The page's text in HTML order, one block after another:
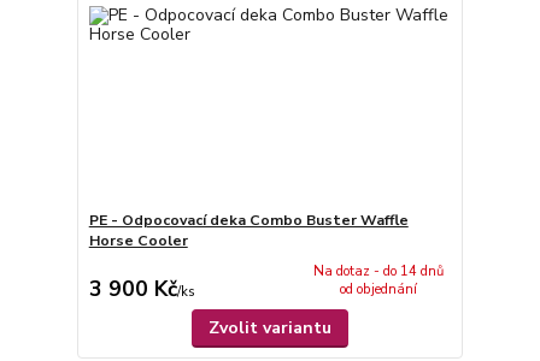
PE - Odpocovací deka Combo Buster Waffle
Horse Cooler
3 900 Kč/ks
Na dotaz - do 14 dnů
od objednání
Zvolit variantu